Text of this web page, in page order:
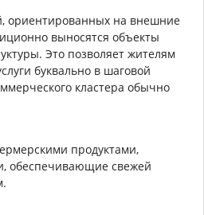
ориентированных на внешние
выносятся объекты
Это позволяет жителям
буквально в шаговой
кластера обычно
продуктами,
обеспечивающие свежей